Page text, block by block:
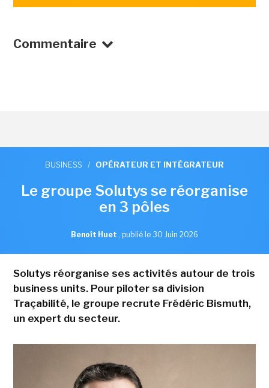
Commentaire
BUSINESS / OPÉRATEUR ET INTÉGRATEUR
Le groupe Solutys se réorganise
en 3 pôles
Benoît Huet , publié le 30 Juin 2026
Solutys réorganise ses activités autour de trois
business units. Pour piloter sa division
Traçabilité, le groupe recrute Frédéric Bismuth,
un expert du secteur.